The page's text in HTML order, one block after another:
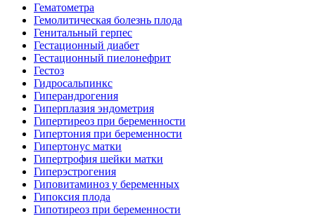
Гематометра
Гемолитическая болезнь плода
Генитальный герпес
Гестационный диабет
Гестационный пиелонефрит
Гестоз
Гидросальпинкс
Гиперандрогения
Гиперплазия эндометрия
Гипертиреоз при беременности
Гипертония при беременности
Гипертонус матки
Гипертрофия шейки матки
Гиперэстрогения
Гиповитаминоз у беременных
Гипоксия плода
Гипотиреоз при беременности